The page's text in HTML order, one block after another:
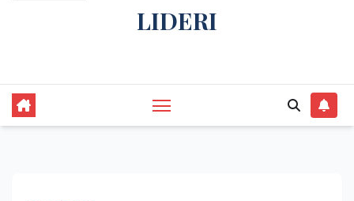
LIDERI